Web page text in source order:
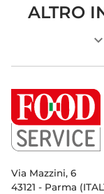
ALTRO
keyboard_arrow_down
Via Mazzini, 6
43121 - Parma